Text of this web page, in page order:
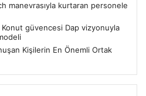
manevrasıyla kurtaran personele
Konut güvencesi Dap vizyonuyla
Kişilerin En Önemli Ortak